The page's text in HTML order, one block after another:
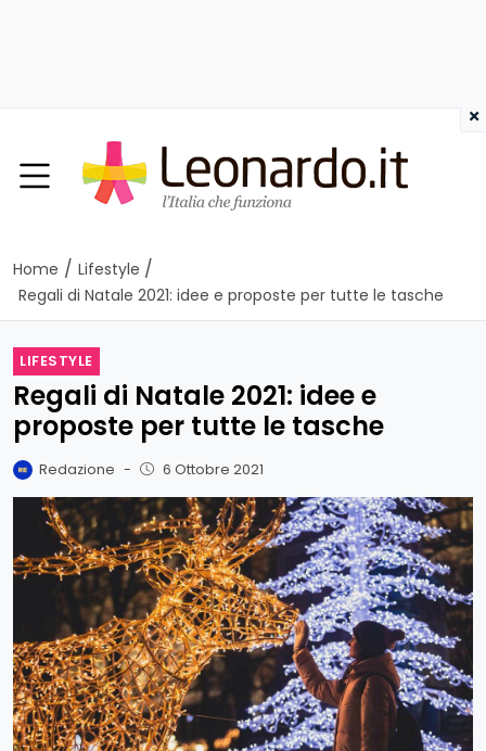
Home / Lifestyle /
Regali di Natale 2021: idee e proposte per tutte le tasche
LIFESTYLE
Regali di Natale 2021: idee e
proposte per tutte le tasche
Redazione - 6 Ottobre 2021
×